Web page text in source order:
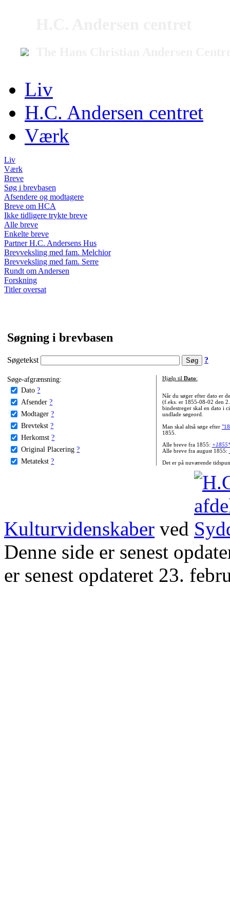
Liv
H.C. Andersen centret
Værk
Liv
Værk
Breve
Søg i brevbasen
Afsendere og modtagere
Breve om HCA
Ikke tidligere trykte breve
Alle breve
Enkelte breve
Partner H.C. Andersens Hus
Brevveksling med fam. Melchior
Brevveksling med fam. Serre
Rundt om Andersen
Forskning
Titler oversat
Søgning i brevbasen
Søgetekst ?
Søge-afgrænsning:
Dato ?
Afsender ?
Modtager ?
Brevtekst ?
Herkomst ?
Original Placering ?
Metatekst ?
Hjælp til Dato:
Når du søger efter dato er
(f.eks. er 1855-08-02 den
bindestreger skal en dato i
undlade søgeord.
Man skal altså søge efter
1855.
Alle breve fra 1855:
Alle breve fra august 1855:
Det er på nuværende
Kulturvidenskaber ved
Denne side er senest
er senest opdateret 23.